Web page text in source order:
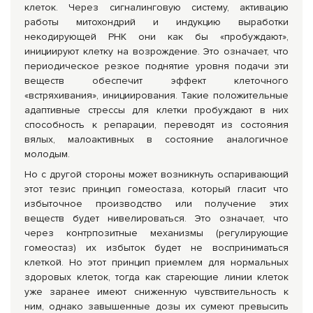
клеток. Через сигналинговую систему, активацию
работы митохондрий и индукцию выработки
некодирующей РНК они как бы «пробуждают»,
инициируют клетку на возрождение. Это означает, что
периодическое резкое поднятие уровня подачи эти
веществ обеспечит эффект клеточного
«встряхивания», инициирования. Такие положительные
адаптивные стрессы для клетки пробуждают в них
способность к репарации, переводят из состояния
вялых, малоактивных в состояние аналогичное
молодым.
Но с другой стороны может возникнуть оспаривающий
этот тезис принцип гомеостаза, который гласит что
избыточное производство или получение этих
веществ будет нивелироваться. Это означает, что
через контрпозитные механизмы (регулирующие
гомеостаз) их избыток будет не восприниматься
клеткой. Но этот принцип приемлем для нормальных
здоровых клеток, тогда как стареющие линии клеток
уже заранее имеют сниженную чувствительность к
ним, однако завышенные дозы их сумеют превысить